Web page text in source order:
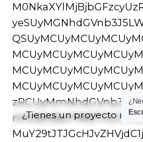
¿Tienes un proyecto